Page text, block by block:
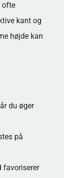
ofte
kant og
højde kan
du øger
på
favoriserer